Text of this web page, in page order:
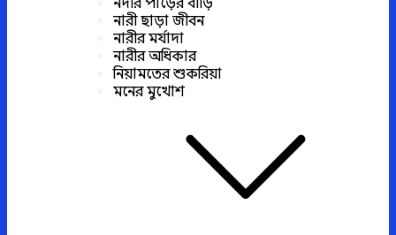
নদীর পাড়ের বাড়ি
নারী ছাড়া জীবন
নারীর মর্যাদা
নারীর অধিকার
নিয়ামতের শুকরিয়া
মনের মুখোশ